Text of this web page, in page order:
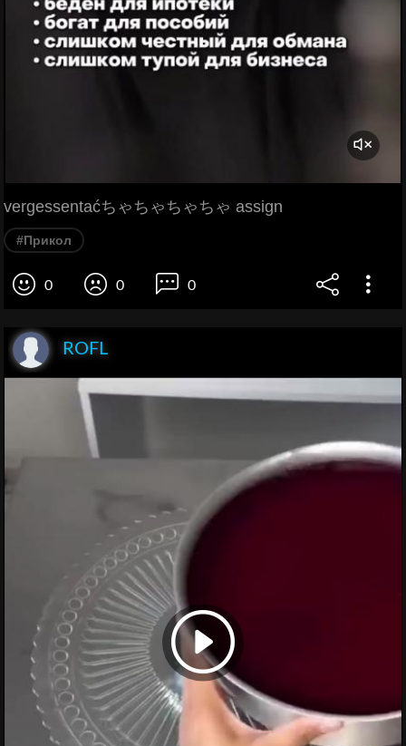
vergessentaćちゃちゃちゃちゃ assign
#Прикол
0 0 0
ROFL